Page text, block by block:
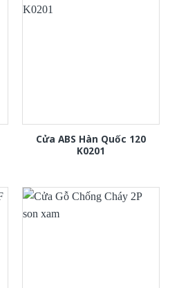
Cửa ABS Hàn Quốc 120
K0201